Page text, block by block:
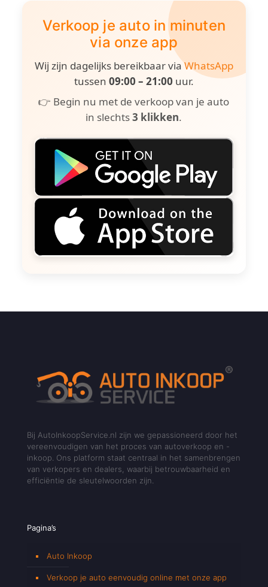
Verkoop je auto in minuten
via onze app
Wij zijn dagelijks bereikbaar viaWhatsApp
tussen 09:00 – 21:00 uur.
👉 Begin nu met de verkoop van je auto
in slechts3 klikken.
Bij AutoInkoopService.nl zijn we gepassioneerd door het
vereenvoudigen van het proces van autoverkoop en -
inkoop. Ons platform staat centraal in het samenbrengen
van verkopers en dealers, waarbij betrouwbaarheid en
efficiëntie de sleutelwoorden zijn.
Pagina’s
Auto Inkoop
Verkoop je auto eenvoudig online met onze app